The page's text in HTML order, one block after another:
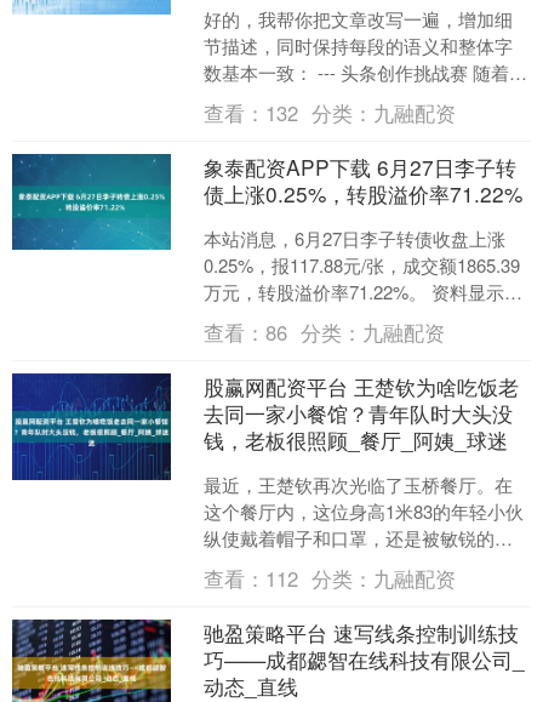
好的，我帮你把文章改写一遍，增加细
节描述，同时保持每段的语义和整体字
数基本一致： --- 头条创作挑战赛 随着近
代西方列强逐渐进入中国，原本封闭自
守的国策逐渐难....
查看： 132 分类： 九融配资
象泰配资APP下载 6月27日李子转
债上涨0.25%，转股溢价率71.22%
本站消息，6月27日李子转债收盘上涨
0.25%，报117.88元/张，成交额1865.39
万元，转股溢价率71.22%。 资料显示，
李子转债信用级别为“AA”，....
查看：86 分类： 九融配资
股赢网配资平台 王楚钦为啥吃饭老
去同一家小餐馆？青年队时大头没
钱，老板很照顾_餐厅_阿姨_球迷
最近，王楚钦再次光临了玉桥餐厅。在
这个餐厅内，这位身高1米83的年轻小伙
纵使戴着帽子和口罩，还是被敏锐的球
迷一眼认了出来。餐厅里的顾客们纷纷
默默拿出手机，尽量以....
查看： 112 分类： 九融配资
驰盈策略平台 速写线条控制训练技
巧——成都勰智在线科技有限公司_
动态_直线